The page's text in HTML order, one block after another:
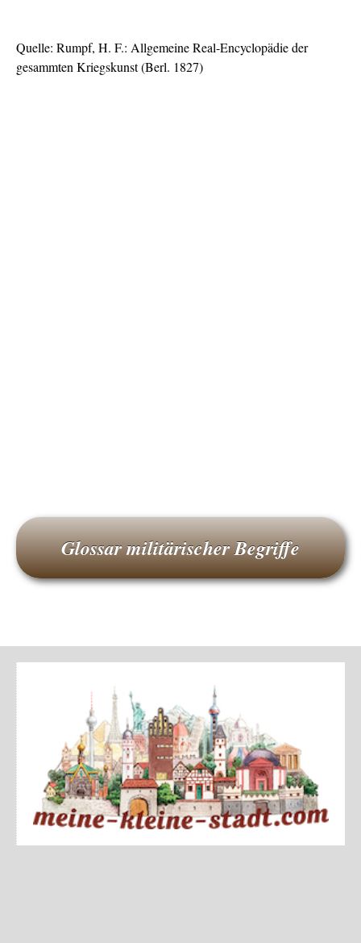
Quelle: Rumpf, H. F.: Allgemeine Real-Encyclopädie der
gesammten Kriegskunst (Berl. 1827)
Glossar militärischer Begriffe